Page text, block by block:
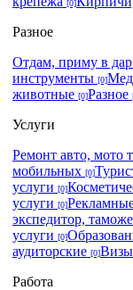
[0]
Разное
Отдам, приму в дар
инструменты [0]
животные [0]Разное
Услуги
Ремонт авто, мото
мобильных [0]
услуги [0]
услуги [0]
экспедитор,
услуги [0]
аудиторские [0]Визы
Работа